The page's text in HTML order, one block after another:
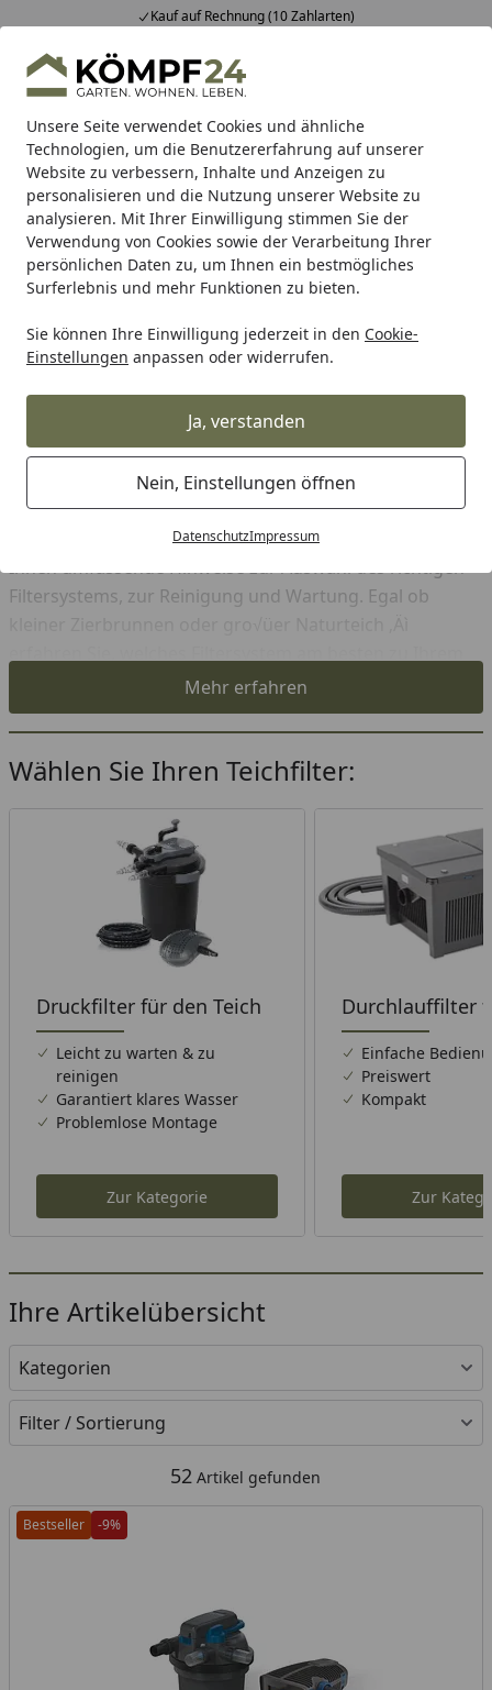
Unsere Seite verwendet Cookies und ähnliche
Technologien, um die Benutzererfahrung auf unserer
Website zu verbessern, Inhalte und Anzeigen zu
personalisieren und die Nutzung unserer Website zu
analysieren. Mit Ihrer Einwilligung stimmen Sie der
Verwendung von Cookies sowie der Verarbeitung Ihrer
persönlichen Daten zu, um Ihnen ein bestmögliches
Surferlebnis und mehr Funktionen zu bieten.
Sie können Ihre Einwilligung jederzeit in den Cookie-
Einstellungen anpassen oder widerrufen.
Ja, verstanden
Nein, Einstellungen öffnen
DatenschutzImpressum
Alle Produkte
Mein Konto
Suchen
Startseite
Vor der Auswahl und dem Kauf eines Teichfilters ist es
entscheidend, das Wesentliche zu verstehen. Unser
Tipps & Tricks Beitrag "Alles rund um Teichfilter
Ihnen umfassende Hinweise zur Auswahl des richtigen
Filtersystems, zur Reinigung und Wartung. Egal ob
Mehr erfahren
Wählen Sie Ihren Teichfilter:
Druckfilter für den Teich
Leicht zu warten & zu
reinigen
Garantiert klares Wasser
Problemlose Montage
Zur Kategorie
Durchlauffilter
Teich
Einfache
Preiswert
Kompakt
Zur
Ihre Artikelübersicht
Kategorien
Filter / Sortierung
52 Artikel gefunden
Bestseller -9%